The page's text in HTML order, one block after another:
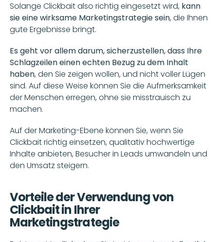
Solange Clickbait also richtig eingesetzt wird, kann
sie eine wirksame Marketingstrategie sein, die Ihnen
gute Ergebnisse bringt.
Es geht vor allem darum, sicherzustellen, dass Ihre
Schlagzeilen einen echten Bezug zu dem Inhalt
haben, den Sie zeigen wollen, und nicht voller Lügen
sind. Auf diese Weise können Sie die Aufmerksamkeit
der Menschen erregen, ohne sie misstrauisch zu
machen.
Auf der Marketing-Ebene können Sie, wenn Sie
Clickbait richtig einsetzen, qualitativ hochwertige
Inhalte anbieten, Besucher in Leads umwandeln und
den Umsatz steigern.
Vorteile der Verwendung von
Clickbait in Ihrer
Marketingstrategie